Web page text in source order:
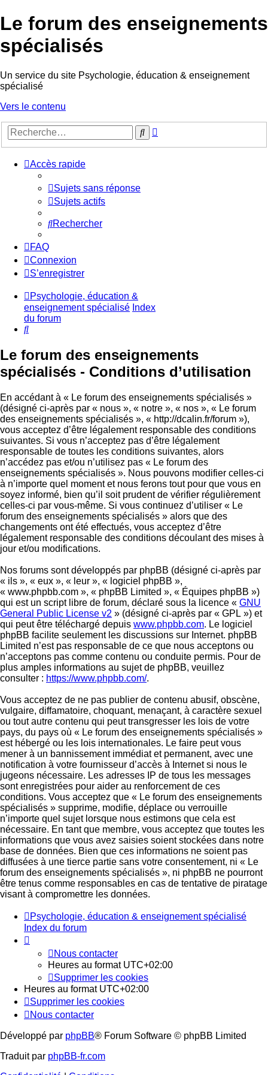
Le forum des enseignements
spécialisés
Un service du site Psychologie, éducation & enseignement
spécialisé
Vers le contenu
Rechercher
Accès rapide
Sujets sans réponse
Sujets actifs
Rechercher
FAQ
Connexion
S’enregistrer
Psychologie, éducation &
enseignement spécialisé Index
du forum
Rechercher
Le forum des enseignements
spécialisés - Conditions d’utilisation
En accédant à « Le forum des enseignements spécialisés »
(désigné ci-après par « nous », « notre », « nos », « Le forum
des enseignements spécialisés », « http://dcalin.fr/forum »),
vous acceptez d’être légalement responsable des conditions
suivantes. Si vous n’acceptez pas d’être légalement
responsable de toutes les conditions suivantes, alors
n’accédez pas et/ou n’utilisez pas « Le forum des
enseignements spécialisés ». Nous pouvons modifier celles-ci
à n’importe quel moment et nous ferons tout pour que vous en
soyez informé, bien qu’il soit prudent de vérifier régulièrement
celles-ci par vous-même. Si vous continuez d’utiliser « Le
forum des enseignements spécialisés » alors que des
changements ont été effectués, vous acceptez d’être
légalement responsable des conditions découlant des mises à
jour et/ou modifications.
Nos forums sont développés par phpBB (désigné ci-après par
« ils », « eux », « leur », « logiciel phpBB »,
« www.phpbb.com », « phpBB Limited », « Équipes phpBB »)
qui est un script libre de forum, déclaré sous la licence « GNU
General Public License v2 » (désigné ci-après par « GPL ») et
qui peut être téléchargé depuis www.phpbb.com. Le logiciel
phpBB facilite seulement les discussions sur Internet. phpBB
Limited n’est pas responsable de ce que nous acceptons ou
n’acceptons pas comme contenu ou conduite permis. Pour de
plus amples informations au sujet de phpBB, veuillez
consulter : https://www.phpbb.com/.
Vous acceptez de ne pas publier de contenu abusif, obscène,
vulgaire, diffamatoire, choquant, menaçant, à caractère sexuel
ou tout autre contenu qui peut transgresser les lois de votre
pays, du pays où « Le forum des enseignements spécialisés »
est hébergé ou les lois internationales. Le faire peut vous
mener à un bannissement immédiat et permanent, avec une
notification à votre fournisseur d’accès à Internet si nous le
jugeons nécessaire. Les adresses IP de tous les messages
sont enregistrées pour aider au renforcement de ces
conditions. Vous acceptez que « Le forum des enseignements
spécialisés » supprime, modifie, déplace ou verrouille
n’importe quel sujet lorsque nous estimons que cela est
nécessaire. En tant que membre, vous acceptez que toutes les
informations que vous avez saisies soient stockées dans notre
base de données. Bien que ces informations ne soient pas
diffusées à une tierce partie sans votre consentement, ni « Le
forum des enseignements spécialisés », ni phpBB ne pourront
être tenus comme responsables en cas de tentative de piratage
visant à compromettre les données.
Psychologie, éducation & enseignement spécialisé
Index du forum
Nous contacter
Heures au format UTC+02:00
Supprimer les cookies
Heures au format UTC+02:00
Supprimer les cookies
Nous contacter
Développé par phpBB® Forum Software © phpBB Limited
Traduit par phpBB-fr.com